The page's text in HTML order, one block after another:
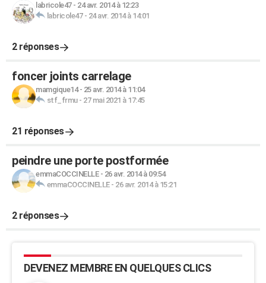
labricole47- 24 avr. 2014 à 12:23
labricole47- 24 avr. 2014 à 14:01
2 réponses
foncer joints carrelage
mamgique14- 25 avr. 2014 à 11:04
stf_frmu- 27 mai 2021 à 17:45
21 réponses
peindre une porte postformée
emmaCOCCINELLE- 26 avr. 2014 à 09:54
emmaCOCCINELLE- 26 avr. 2014 à 15:21
2 réponses
DEVENEZ MEMBRE EN QUELQUES CLICS